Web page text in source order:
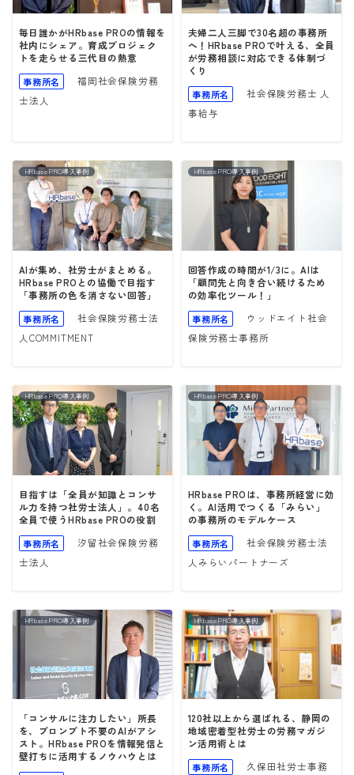
毎日誰かがHRbase PROの情報を
社内にシェア。育成プロジェク
トを走らせる三代目の熱意
事務所名
福岡社会保険労務
士法人
夫婦二人三脚で30名超の事務所
へ！HRbase PROで叶える、全員
が労務相談に対応できる体制づ
くり
事務所名
社会保険労務士 人
事給与
HRbase PRO導入事例
AIが集め、社労士がまとめる。
HRbase PROとの協働で目指す
「事務所の色を消さない回答」
事務所名
社会保険労務士法
人COMMITMENT
HRbase PRO導入事例
回答作成の時間が1/3に。AIは
「顧問先と向き合い続けるため
の効率化ツール！」
事務所名
ウッドエイト社会
保険労務士事務所
HRbase PRO導入事例
目指すは「全員が知識とコンサ
ル力を持つ社労士法人」。40名
全員で使うHRbase PROの役割
事務所名
汐留社会保険労務
士法人
HRbase PRO導入事例
HRbase PROは、事務所経営に効
く。AI活用でつくる「みらい」
の事務所のモデルケース
事務所名
社会保険労務士法
人みらいパートナーズ
HRbase PRO導入事例
「コンサルに注力したい」所長
を、プロンプト不要のAIがアシ
スト。HRbase PROを情報発信と
壁打ちに活用するノウハウとは
HRbase PRO導入事例
120社以上から選ばれる、静岡の
地域密着型社労士の労務マガジ
ン活用術とは
事務所名
久保田社労士事務